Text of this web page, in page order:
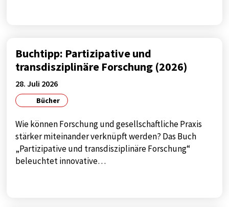
Buchtipp: Partizipative und
transdisziplinäre Forschung (2026)
28. Juli 2026
Bücher
Wie können Forschung und gesellschaftliche Praxis
stärker miteinander verknüpft werden? Das Buch
„Partizipative und transdisziplinäre Forschung“
beleuchtet innovative…